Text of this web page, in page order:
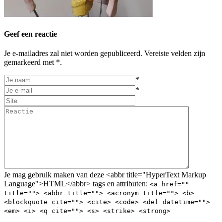
Geef een reactie
Je e-mailadres zal niet worden gepubliceerd. Vereiste velden zijn
gemarkeerd met *.
*
*
Je mag gebruik maken van deze <abbr title="HyperText Markup
Language">HTML</abbr> tags en attributen: <a href=""
title=""> <abbr title=""> <acronym title=""> <b>
<blockquote cite=""> <cite> <code> <del datetime="">
<em> <i> <q cite=""> <s> <strike> <strong>